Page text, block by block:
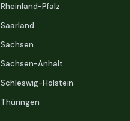
Rheinland-Pfalz
Saarland
Sachsen
Sachsen-Anhalt
Schleswig-Holstein
Thüringen